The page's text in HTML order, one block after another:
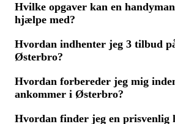
Hvilke opgaver kan en
hjælpe med?
En handyman kan håndtere en lang
opgaver, såsom at montere hylder,
små projekter, kan det være mere
dem udført samlet. Ved at få 3 tilbud kan
Hvordan indhenter jeg 3 tilbud
Østerbro?
Ved at indhente 3 tilbud på en
mulighed for at modtage forskellige
sammenligne for at finde den bedste pris
Hvordan forbereder jeg mig
ankommer i Østerbro?
For at få mest muligt ud af besøget fra
Hvordan finder jeg en prisvenlig